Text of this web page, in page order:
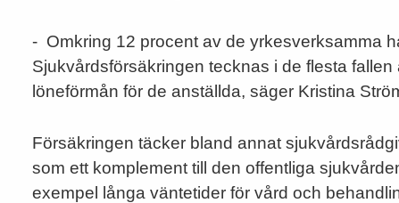
- Omkring 12 procent av de yrkesverksamma
Sjukvårdsförsäkringen tecknas i de flesta
löneförmån för de anställda, säger Kristina
Försäkringen täcker bland annat
som ett komplement till den offentliga
exempel långa väntetider för vård och